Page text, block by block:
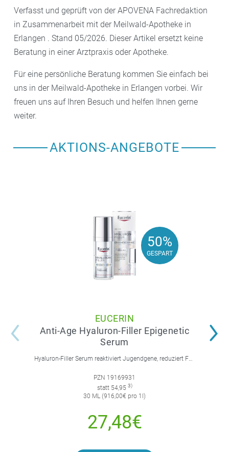
Verfasst und geprüft von der APOVENA Fachredaktion
in Zusammenarbeit mit der Meilwald-Apotheke in
Erlangen . Stand 05/2026. Dieser Artikel ersetzt keine
Beratung in einer Arztpraxis oder Apotheke.
Für eine persönliche Beratung kommen Sie einfach bei
uns in der Meilwald-Apotheke in Erlangen vorbei. Wir
freuen uns auf Ihren Besuch und helfen Ihnen gerne
weiter.
AKTIONS-ANGEBOTE
50%
GESPART
50%
GESPART
EUCERIN
Anti-Age Hyaluron-Filler Epigenetic
Serum
Hyaluron-Filler Serum reaktiviert Jugendgene, reduziert Falten und feine Linien, spendet intensive Feuchtigkeit und strafft die Gesichtskonturen.
PZN 19169931
statt 54,95 3)
30 ML (916,00€ pro 1l)
27,48€